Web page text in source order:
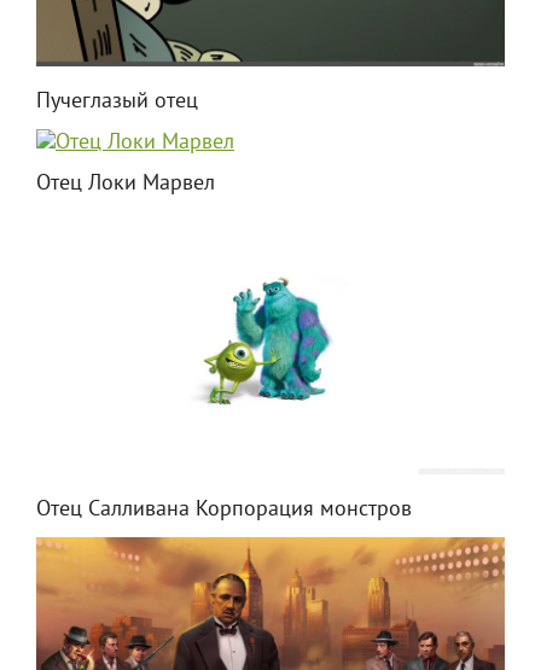
Пучеглазый отец
Отец Локи Марвел
Отец Салливана Корпорация монстров